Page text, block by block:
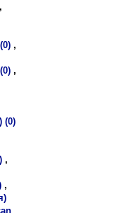
,
,
,
(0)
,
,